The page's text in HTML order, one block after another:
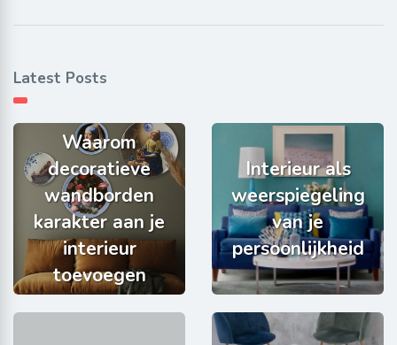
Latest Posts
Waarom
decoratieve
wandborden
karakter aan je
interieur
toevoegen
Interieur als
weerspiegeling
van je
persoonlijkheid